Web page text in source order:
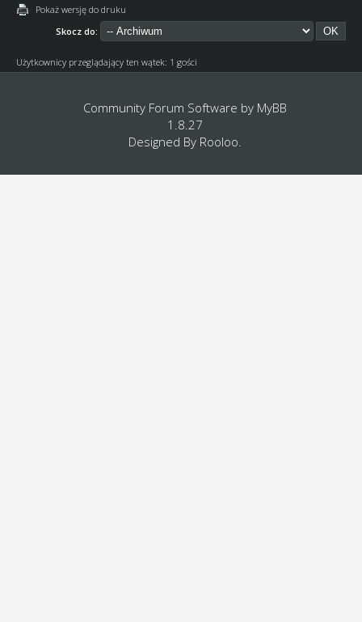
Pokaż wersję do druku
Skocz do:
Użytkownicy przeglądający ten wątek: 1 gości
Community Forum Software by MyBB
1.8.27
Designed By Rooloo